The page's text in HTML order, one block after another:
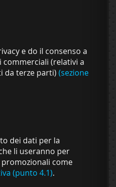
e do il consenso a
commerciali (relativi a
da terze parti) (sezione
dei dati per la
li useranno per
come
(punto 4.1).